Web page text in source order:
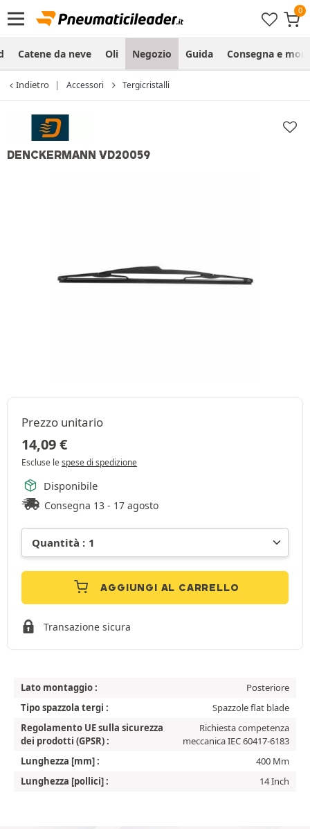
Catene da neve Oli Negozio Guida Consegna e
Indietro Accessori Tergicristalli
DENCKERMANN VD20059
Prezzo unitario
14,09€
Escluse lespese di spedizione
Disponibile
Consegna 13 - 17 agosto
AGGIUNGI AL CARRELLO
Transazione sicura
Lato montaggio :
Posteriore
Tipo spazzola tergi :
Spazzole flat blade
Regolamento UE sulla sicurezza
dei prodotti (GPSR) :
Richiesta competenza
meccanica IEC 60417-6183
Lunghezza [mm] :
400 Mm
Lunghezza [pollici] :
14 Inch